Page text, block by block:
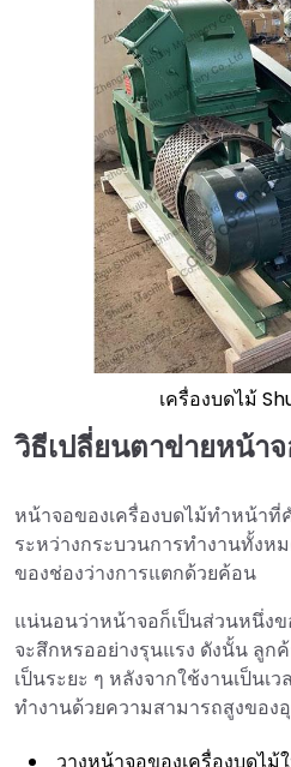
เครื่องบดไม้
วิธีเปลี่ยนตาข่ายหน้า
หน้าจอของเครื่องบดไม้ทำหน้าที่
ระหว่างกระบวนการทำงานทั้ง
ของช่องว่างการแตกด้วยค้อน
แน่นอนว่าหน้าจอก็เป็นส่วนหนึ่ง
จะสึกหรออย่างรุนแรง ดังนั้น ลูก
เป็นระยะ ๆ หลังจากใช้งานเป็นเ
ทำงานด้วยความสามารถสูงของ